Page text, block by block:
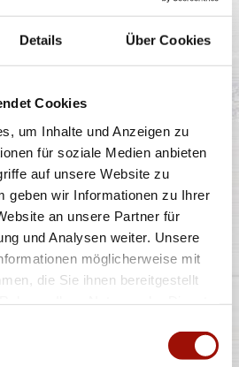
Details Über Cookies
Cookies
um Inhalte und Anzeigen zu
für soziale Medien anbieten
auf unsere Website zu
geben wir Informationen zu Ihrer
an unsere Partner für
und Analysen weiter. Unsere
möglicherweise mit
die Sie ihnen bereitgestellt
5,49 €
ROMA
Käsesahnesauce, Basilikumpesto,